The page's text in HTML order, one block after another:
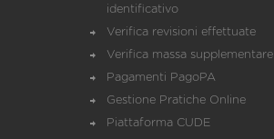
identificativo
Verifica revisioni effettuate
Verifica massa supplementare
Pagamenti PagoPA
Gestione Pratiche Online
Piattaforma CUDE